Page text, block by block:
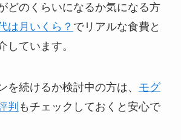
どのくらいになるか気になる方
は月いくら？ でリアルな食費と
しています。
を続けるか検討中の方は、 モグ
判 もチェックしておくと安心で